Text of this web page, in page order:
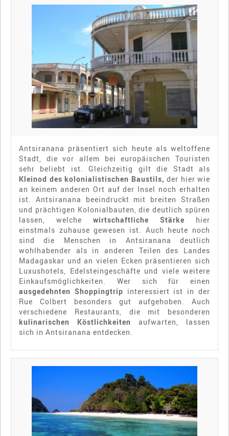
Antsiranana präsentiert sich heute als weltoffene
Stadt, die vor allem bei europäischen Touristen
sehr beliebt ist. Gleichzeitig gilt die Stadt als
Kleinod des kolonialistischen Baustils, der hier wie
an keinem anderen Ort auf der Insel noch erhalten
ist. Antsiranana beeindruckt mit breiten Straßen
und prächtigen Kolonialbauten, die deutlich spüren
lassen, welche wirtschaftliche Stärke hier
einstmals zuhause gewesen ist. Auch heute noch
sind die Menschen in Antsiranana deutlich
wohlhabender als in anderen Teilen des Landes
Madagaskar und an vielen Ecken präsentieren sich
Luxushotels, Edelsteingeschäfte und viele weitere
Einkaufsmöglichkeiten. Wer sich für einen
ausgedehnten Shoppingtrip interessiert ist in der
Rue Colbert besonders gut aufgehoben. Auch
verschiedene Restaurants, die mit besonderen
kulinarischen Köstlichkeiten aufwarten, lassen
sich in Antsiranana entdecken.